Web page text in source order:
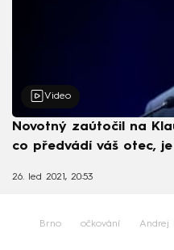
Video
Novotný zaútočil na
co předvádí váš otec,
26. led 2021, 20:53
Brno očkování Andrej